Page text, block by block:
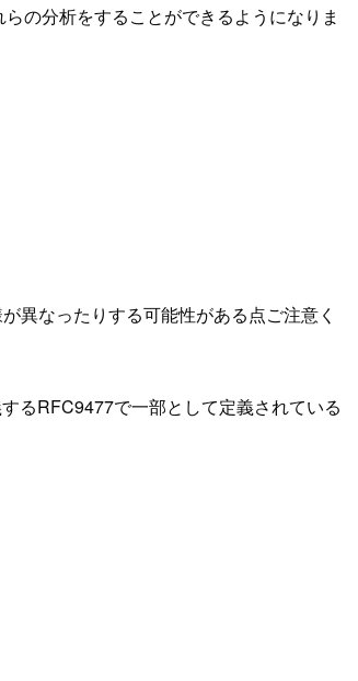
の分析をすることができるようになりま
異なったりする可能性がある点ご注意く
るRFC9477で一部として定義されている